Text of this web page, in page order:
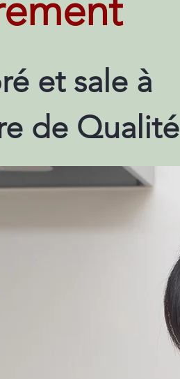
et sale à
de Qualité